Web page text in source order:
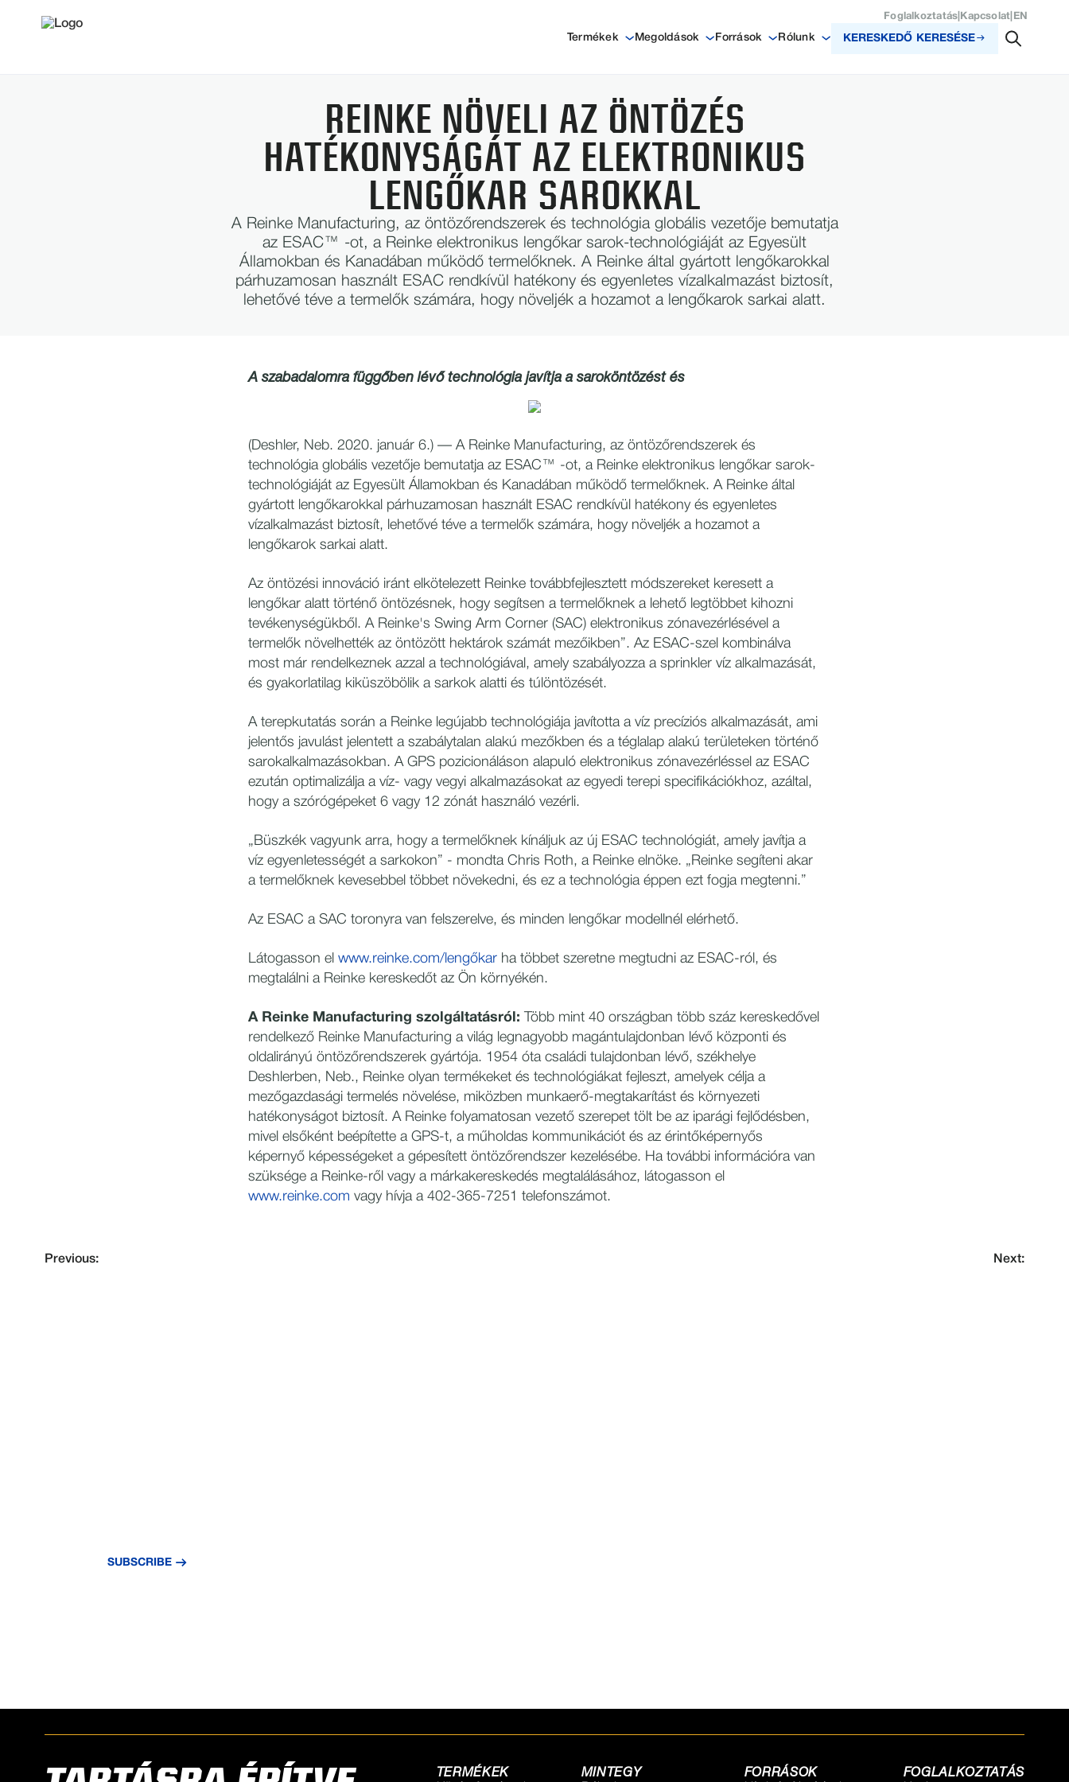
Foglalkoztatás Kapcsolat EN
Termékek Megoldások Források Rólunk KERESKEDŐ KERESÉSE
REINKE NÖVELI AZ ÖNTÖZÉS
HATÉKONYSÁGÁT AZ ELEKTRONIKUS
LENGŐKAR SAROKKAL
A Reinke Manufacturing, az öntözőrendszerek és technológia globális vezetője bemutatja
az ESAC™ -ot, a Reinke elektronikus lengőkar sarok-technológiáját az Egyesült
Államokban és Kanadában működő termelőknek. A Reinke által gyártott lengőkarokkal
párhuzamosan használt ESAC rendkívül hatékony és egyenletes vízalkalmazást biztosít,
lehetővé téve a termelők számára, hogy növeljék a hozamot a lengőkarok sarkai alatt.
A szabadalomra függőben lévő technológia javítja a saroköntözést és
(Deshler, Neb. 2020. január 6.) — A Reinke Manufacturing, az öntözőrendszerek és
technológia globális vezetője bemutatja az ESAC™ -ot, a Reinke elektronikus lengőkar sarok-
technológiáját az Egyesült Államokban és Kanadában működő termelőknek. A Reinke által
gyártott lengőkarokkal párhuzamosan használt ESAC rendkívül hatékony és egyenletes
vízalkalmazást biztosít, lehetővé téve a termelők számára, hogy növeljék a hozamot a
lengőkarok sarkai alatt.
Az öntözési innováció iránt elkötelezett Reinke továbbfejlesztett módszereket keresett a
lengőkar alatt történő öntözésnek, hogy segítsen a termelőknek a lehető legtöbbet kihozni
tevékenységükből. A Reinke's Swing Arm Corner (SAC) elektronikus zónavezérlésével a
termelők növelhették az öntözött hektárok számát mezőikben”. Az ESAC-szel kombinálva
most már rendelkeznek azzal a technológiával, amely szabályozza a sprinkler víz alkalmazását,
és gyakorlatilag kiküszöbölik a sarkok alatti és túlöntözését.
A terepkutatás során a Reinke legújabb technológiája javította a víz precíziós alkalmazását, ami
jelentős javulást jelentett a szabálytalan alakú mezőkben és a téglalap alakú területeken történő
sarokalkalmazásokban. A GPS pozicionáláson alapuló elektronikus zónavezérléssel az ESAC
ezután optimalizálja a víz- vagy vegyi alkalmazásokat az egyedi terepi specifikációkhoz, azáltal,
hogy a szórógépeket 6 vagy 12 zónát használó vezérli.
„Büszkék vagyunk arra, hogy a termelőknek kínáljuk az új ESAC technológiát, amely javítja a
víz egyenletességét a sarkokon” - mondta Chris Roth, a Reinke elnöke. „Reinke segíteni akar
a termelőknek kevesebbel többet növekedni, és ez a technológia éppen ezt fogja megtenni.”
Az ESAC a SAC toronyra van felszerelve, és minden lengőkar modellnél elérhető.
Látogasson el www.reinke.com/lengőkar ha többet szeretne megtudni az ESAC-ról, és
megtalálni a Reinke kereskedőt az Ön környékén.
A Reinke Manufacturing szolgáltatásról:
Több mint 40 országban több száz kereskedővel
rendelkező Reinke Manufacturing a világ legnagyobb magántulajdonban lévő központi és
oldalirányú öntözőrendszerek gyártója. 1954 óta családi tulajdonban lévő, székhelye
Deshlerben, Neb., Reinke olyan termékeket és technológiákat fejleszt, amelyek célja a
mezőgazdasági termelés növelése, miközben munkaerő-megtakarítást és környezeti
hatékonyságot biztosít. A Reinke folyamatosan vezető szerepet tölt be az iparági fejlődésben,
mivel elsőként beépítette a GPS-t, a műholdas kommunikációt és az érintőképernyős
képernyő képességeket a gépesített öntözőrendszer kezelésébe. Ha további információra van
szüksége a Reinke-ről vagy a márkakereskedés megtalálásához, látogasson el
www.reinke.com vagy hívja a 402-365-7251 telefonszámot.
Previous: Next:
SUBSCRIBE
TERMÉKEK MINTEGY FORRÁSOK FOGLALKOZTATÁS